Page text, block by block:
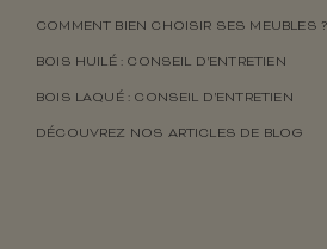
COMMENT BIEN CHOISIR SES MEUBLES ?
BOIS HUILÉ : CONSEIL D’ENTRETIEN
BOIS LAQUÉ : CONSEIL D’ENTRETIEN
DÉCOUVREZ NOS ARTICLES DE BLOG